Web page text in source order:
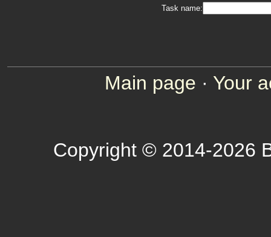
Task name:
Main page · Your
Copyright © 2014-2026